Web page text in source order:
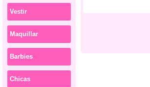
Vestir
Maquillar
Barbies
Chicas